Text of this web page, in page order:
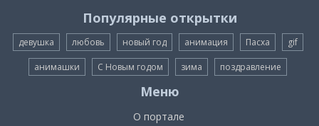
Популярные открытки
девушка любовь новый год анимация Пасха gif
анимашки С Новым годом зима поздравление
Меню
О портале